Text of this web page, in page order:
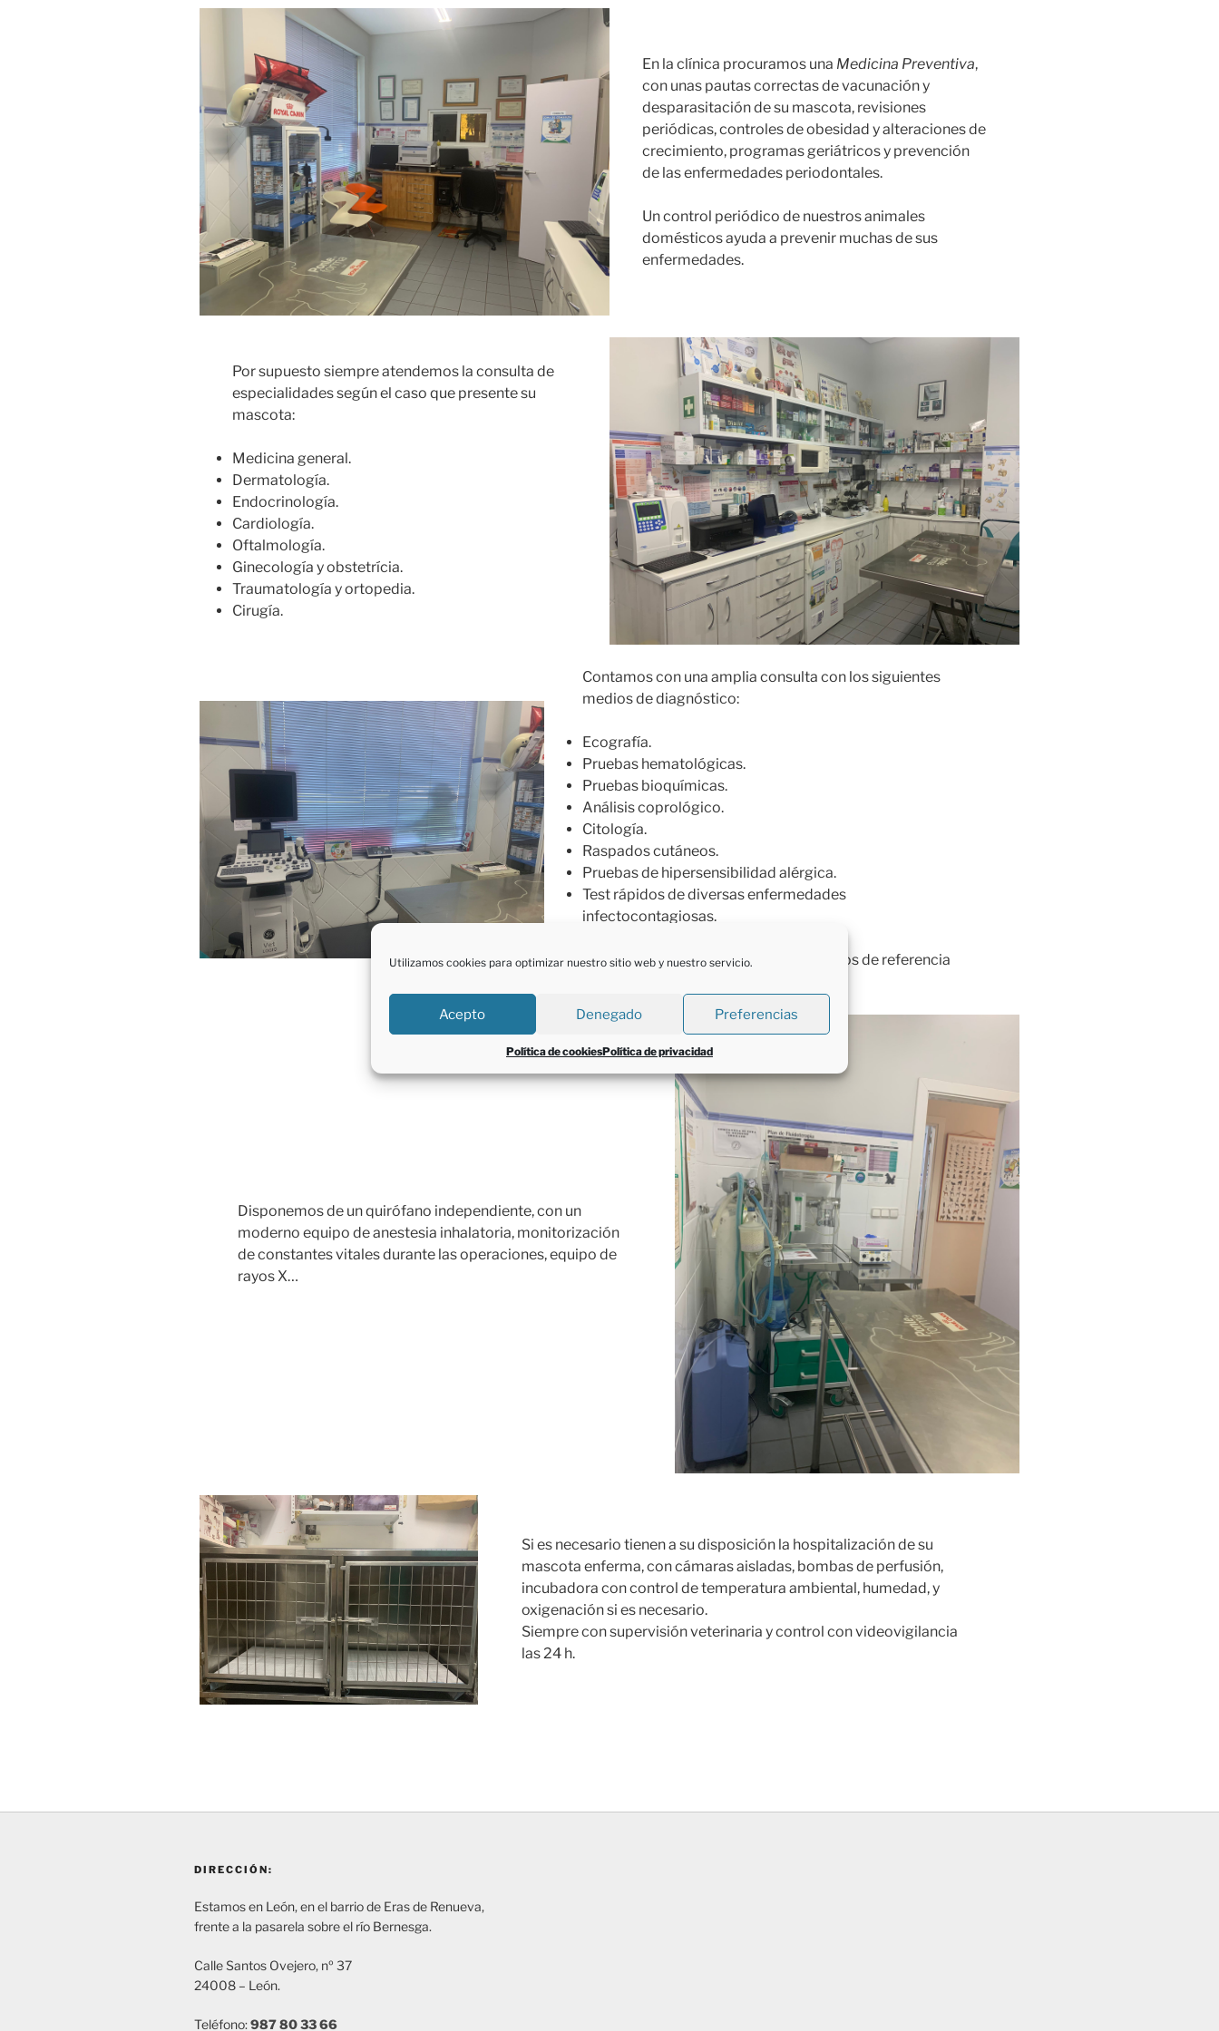
Utilizamos cookies para optimizar nuestro sitio web y nuestro servicio.
Acepto Denegado Preferencias
Política de cookiesPolítica de privacidad
En la clínica procuramos una Medicina Preventiva,
con unas pautas correctas de vacunación y
desparasitación de su mascota, revisiones
periódicas, controles de obesidad y alteraciones de
crecimiento, programas geriátricos y prevención
de las enfermedades periodontales.
Un control periódico de nuestros animales
domésticos ayuda a prevenir muchas de sus
enfermedades.
Por supuesto siempre atendemos la consulta de
especialidades según el caso que presente su
mascota:
Medicina general.
Dermatología.
Endocrinología.
Cardiología.
Oftalmología.
Ginecología y obstetrícia.
Traumatología y ortopedia.
Cirugía.
Contamos con una amplia consulta con los siguientes
medios de diagnóstico:
Ecografía.
Pruebas hematológicas.
Pruebas bioquímicas.
Análisis coprológico.
Citología.
Raspados cutáneos.
Pruebas de hipersensibilidad alérgica.
Test rápidos de diversas enfermedades
infectocontagiosas.
Y contamos con los mejores laboratorios de referencia
Disponemos de un quirófano independiente, con un
moderno equipo de anestesia inhalatoria, monitorización
de constantes vitales durante las operaciones, equipo de
rayos X…
Si es necesario tienen a su disposición la hospitalización de su
mascota enferma, con cámaras aisladas, bombas de perfusión,
incubadora con control de temperatura ambiental, humedad, y
oxigenación si es necesario.
Siempre con supervisión veterinaria y control con videovigilancia
las 24 h.
DIRECCIÓN:
Estamos en León, en el barrio de Eras de Renueva,
frente a la pasarela sobre el río Bernesga.
Calle Santos Ovejero, nº 37
24008 – León.
Teléfono:987 80 33 66